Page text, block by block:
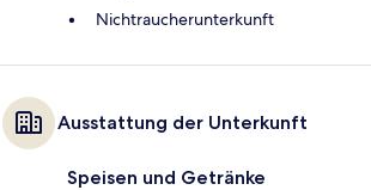
Nichtraucherunterkunft
Ausstattung der Unterkunft
Speisen und Getränke